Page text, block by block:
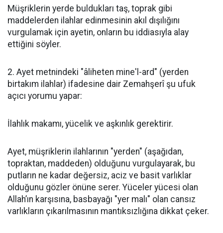
Müşriklerin yerde buldukları taş, toprak gibi
maddelerden ilahlar edinmesinin akıl dışılığını
vurgulamak için ayetin, onların bu iddiasıyla alay
ettiğini söyler.
2. Ayet metnindeki "âliheten mine'l-ard" (yerden
birtakım ilahlar) ifadesine dair Zemahşerî şu ufuk
açıcı yorumu yapar:
İlahlık makamı, yücelik ve aşkınlık gerektirir.
Ayet, müşriklerin ilahlarının "yerden" (aşağıdan,
topraktan, maddeden) olduğunu vurgulayarak, bu
putların ne kadar değersiz, aciz ve basit varlıklar
olduğunu gözler önüne serer. Yüceler yücesi olan
Allah’ın karşısına, basbayağı "yer malı" olan cansız
varlıkların çıkarılmasının mantıksızlığına dikkat çeker.